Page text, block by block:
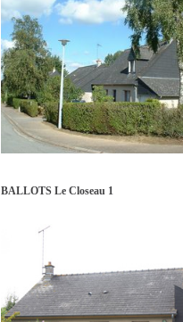
BALLOTS Le Closeau 1